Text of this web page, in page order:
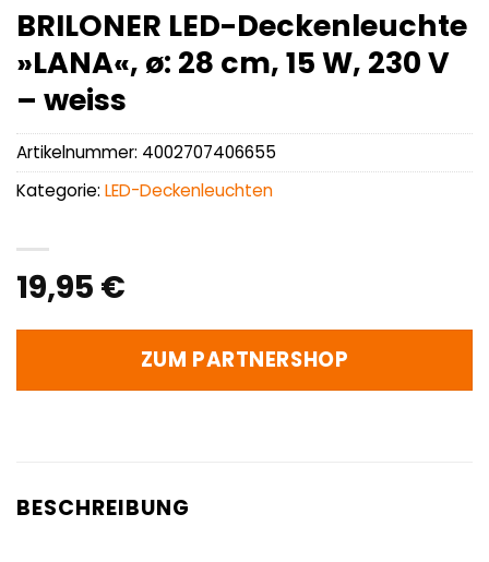
BRILONER LED-Deckenleuchte
»LANA«, ø: 28 cm, 15 W, 230 V
– weiss
19,95 €
ZUM PARTNERSHOP
Artikelnummer: 4002707406655
Kategorie: LED-Deckenleuchten
BESCHREIBUNG